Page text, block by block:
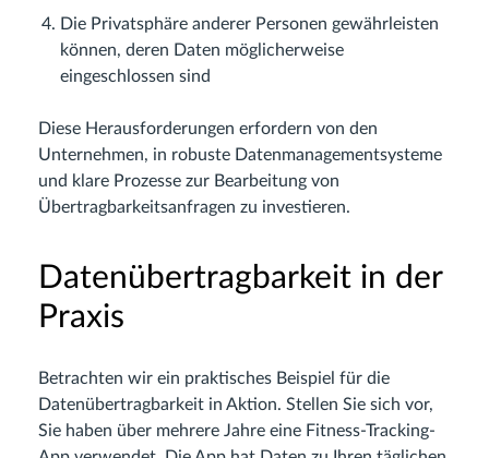
Die Privatsphäre anderer Personen gewährleisten
können, deren Daten möglicherweise
eingeschlossen sind
Diese Herausforderungen erfordern von den
Unternehmen, in robuste Datenmanagementsysteme
und klare Prozesse zur Bearbeitung von
Übertragbarkeitsanfragen zu investieren.
Datenübertragbarkeit in der
Praxis
Betrachten wir ein praktisches Beispiel für die
Datenübertragbarkeit in Aktion. Stellen Sie sich vor,
Sie haben über mehrere Jahre eine Fitness-Tracking-